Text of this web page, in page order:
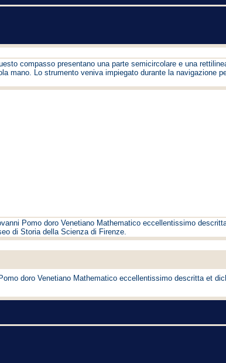
compasso presentano una parte semicircolare e una
mano. Lo strumento veniva impiegato durante la navigazione
Pomo doro Venetiano Mathematico eccellentissimo
di Storia della Scienza di Firenze.
doro Venetiano Mathematico eccellentissimo descritta et